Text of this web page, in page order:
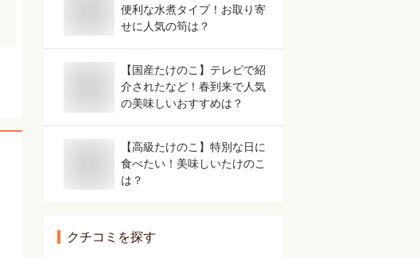
便利な水煮タイプ！お取り寄
せに人気の筍は？
【国産たけのこ】テレビで紹
介されたなど！春到来で人気
の美味しいおすすめは？
【高級たけのこ】特別な日に
食べたい！美味しいたけのこ
は？
クチコミを探す